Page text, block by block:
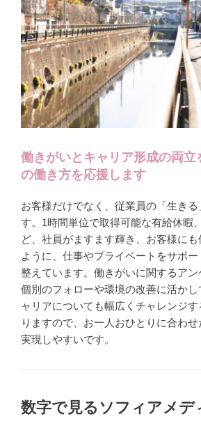
働きがいとキャリア形成の両立
の働き方を応援します
お客様だけでなく、従業員の「生きる
す。1時間単位で取得可能な有給休暇
ど、社員がますます輝き、お客様に
ように、仕事やプライベートをサポ
整えています。働きがいに関するアン
個別のフォローや環境の改善に活か
ャリアについても幅広くチャレンジ
りますので、お一人おひとりに合わ
実現しやすいです。
数字で見るソフィアメデ